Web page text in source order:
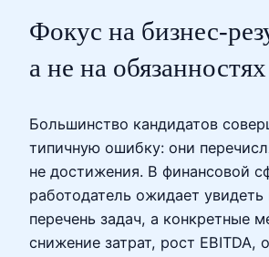
Фокус на бизнес-
а не на обязанностях
Большинство кандидатов
типичную ошибку: они
не достижения. В финансовой
работодатель ожидает увидеть
перечень задач, а конкретные
снижение затрат, рост EBITDA,